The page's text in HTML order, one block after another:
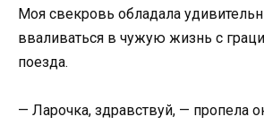
Моя свекровь обладала
вваливаться в чужую жизнь с
поезда.
— Ларочка, здравствуй, — пропела